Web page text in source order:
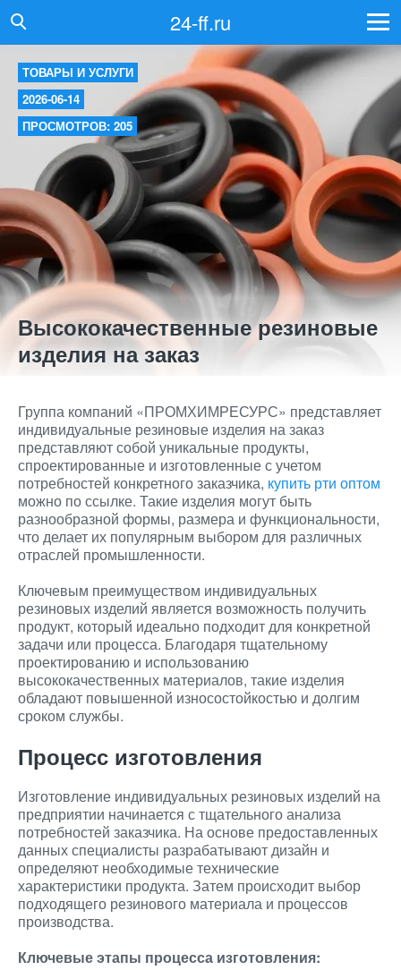
24-ff.ru
ТОВАРЫ И УСЛУГИ
2026-06-14
ПРОСМОТРОВ: 205
Высококачественные резиновые
изделия на заказ
Группа компаний «ПРОМХИМРЕСУРС» представляет
индивидуальные резиновые изделия на заказ
представляют собой уникальные продукты,
спроектированные и изготовленные с учетом
потребностей конкретного заказчика, купить рти оптом
можно по ссылке. Такие изделия могут быть
разнообразной формы, размера и функциональности,
что делает их популярным выбором для различных
отраслей промышленности.
Ключевым преимуществом индивидуальных
резиновых изделий является возможность получить
продукт, который идеально подходит для конкретной
задачи или процесса. Благодаря тщательному
проектированию и использованию
высококачественных материалов, такие изделия
обладают повышенной износостойкостью и долгим
сроком службы.
Процесс изготовления
Изготовление индивидуальных резиновых изделий на
предприятии начинается с тщательного анализа
потребностей заказчика. На основе предоставленных
данных специалисты разрабатывают дизайн и
определяют необходимые технические
характеристики продукта. Затем происходит выбор
подходящего резинового материала и процессов
производства.
Ключевые этапы процесса изготовления: